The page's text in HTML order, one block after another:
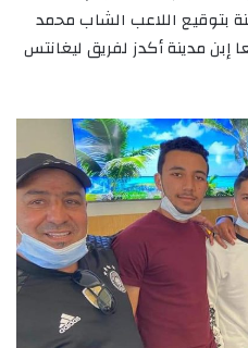
بتوقيع اللاعب الشاب محمد
مدينة أكدز لفريق ليغانتس